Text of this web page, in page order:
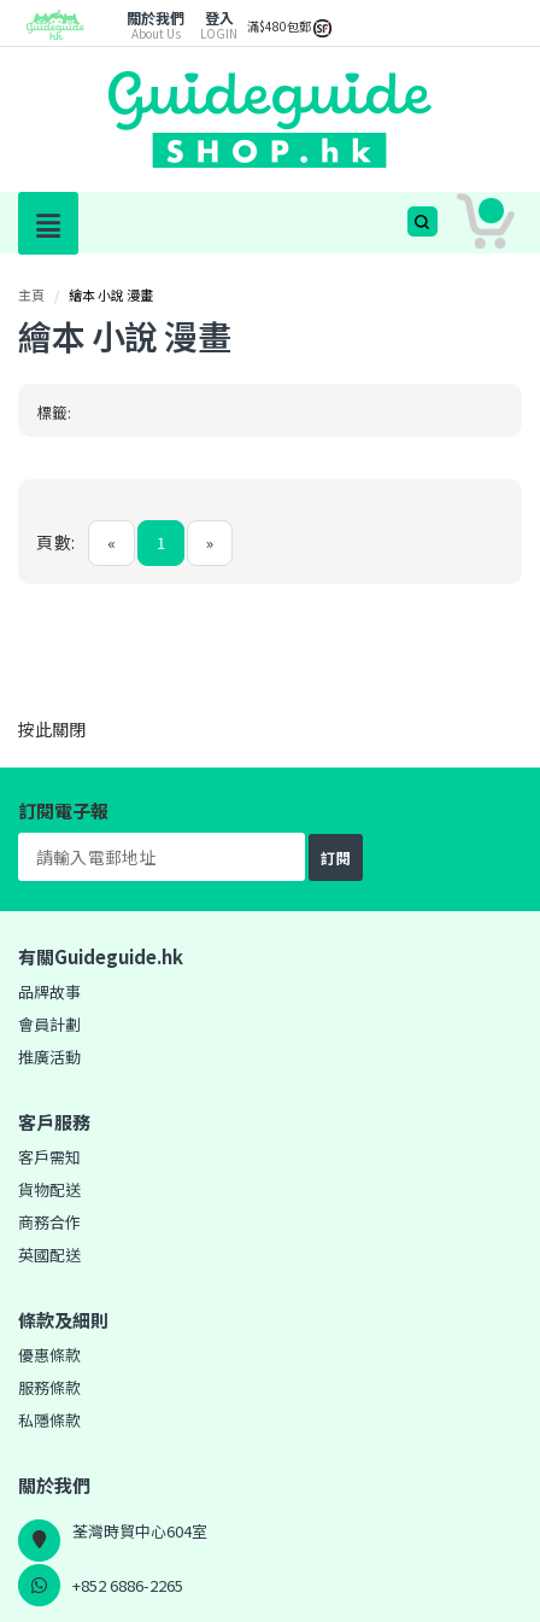
關於我們
About Us
登入
LOGIN 滿$480包郵
主頁 / 繪本 小說 漫畫
繪本 小說 漫畫
標籤:
頁數: « 1 »
按此關閉
訂閱電子報
訂閱
有關Guideguide.hk
品牌故事
會員計劃
推廣活動
客戶服務
客戶需知
貨物配送
商務合作
英國配送
條款及細則
優惠條款
服務條款
私隱條款
關於我們
荃灣時貿中心604室
+852 6886-2265